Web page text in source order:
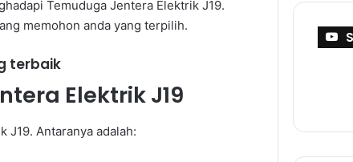
Temuduga Jentera Elektrik J19.
memohon anda yang terpilih.
terbaik
Elektrik J19
J19. Antaranya adalah: